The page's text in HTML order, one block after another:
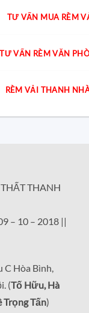
TƯ VẤN MUA RÈM
TƯ VẤN RÈM VĂN
RÈM VẢI THANH
THANH
– 10 – 2018 ||
C Hòa Bình,
(Tố Hữu, Hà
Trọng Tấn)